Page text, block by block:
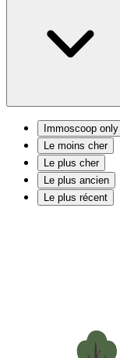
Immoscoop only
Le moins cher
Le plus cher
Le plus ancien
Le plus récent